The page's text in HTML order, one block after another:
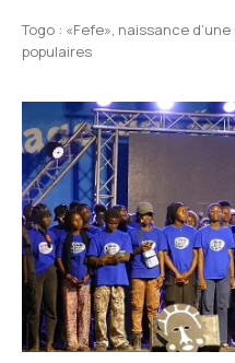
Togo : «Fefe», naissance
populaires